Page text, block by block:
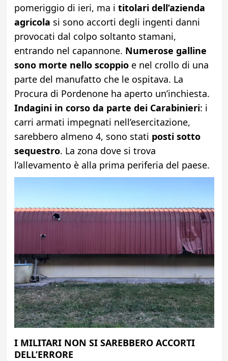
pomeriggio di ieri, ma i titolari dell’azienda
agricola si sono accorti degli ingenti danni
provocati dal colpo soltanto stamani,
entrando nel capannone. Numerose galline
sono morte nello scoppioe nel crollo di una
parte del manufatto che le ospitava. La
Procura di Pordenone ha aperto un’inchiesta.
Indagini in corso da parte dei Carabinieri: i
carri armati impegnati nell’esercitazione,
sarebbero almeno 4, sono stati posti sotto
sequestro. La zona dove si trova
l’allevamento è alla prima periferia del paese.
I MILITARI NON SI SAREBBERO ACCORTI
DELL’ERRORE